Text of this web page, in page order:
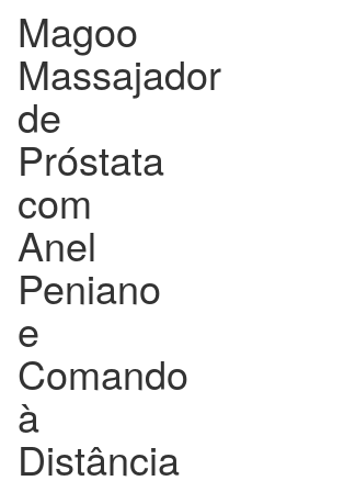
Magoo
Massajador
de
Próstata
com
Anel
Peniano
e
Comando
à
Distância